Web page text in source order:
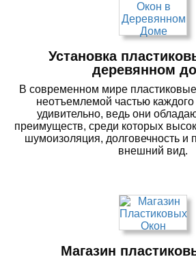
Установка
деревянном
В современном мире
неотъемлемой частью
удивительно, ведь они
преимуществ, среди которых
шумоизоляция, долговечность и
внешний вид.
Магазин